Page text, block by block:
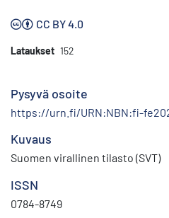
CC BY 4.0
Lataukset 152
Pysyvä osoite
https://urn.fi/URN:NBN:fi-
Kuvaus
Suomen virallinen tilasto (SVT)
ISSN
0784-8749